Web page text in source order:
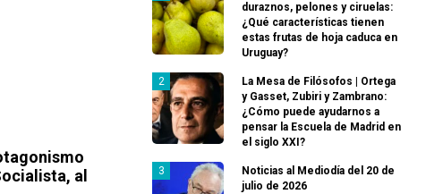
al
duraznos, pelones y ciruelas:
¿Qué características tienen
estas frutas de hoja caduca en
Uruguay?
La Mesa de Filósofos | Ortega
y Gasset, Zubiri y Zambrano:
¿Cómo puede ayudarnos a
pensar la Escuela de Madrid en
el siglo XXI?
Noticias al Mediodía del 20 de
julio de 2026